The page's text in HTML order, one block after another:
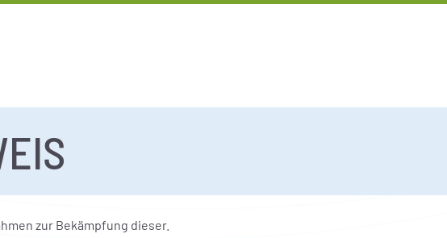
zur Bekämpfung dieser.